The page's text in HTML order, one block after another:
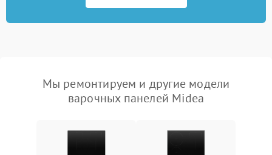
Мы ремонтируем и другие модели
варочных панелей Midea